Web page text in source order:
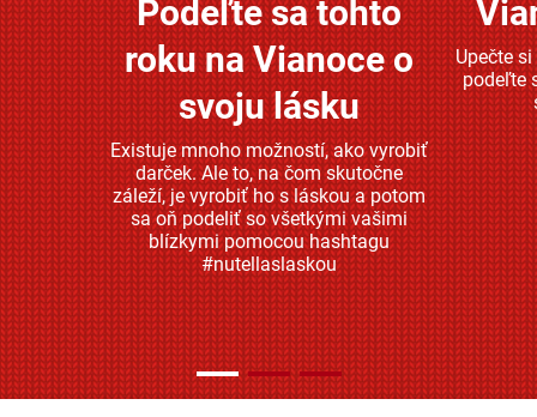
Zjistěte více
Podeľte sa tohto
roku na Vianoce o
svoju lásku
Existuje mnoho možností, ako vyrobiť
darček. Ale to, na čom skutočne
záleží, je vyrobiť ho s láskou a potom
sa oň podeliť so všetkými vašimi
blízkymi pomocou hashtagu
#nutellaslaskou
Upečte
podeľte